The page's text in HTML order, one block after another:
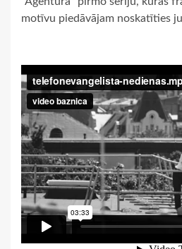
motīvu piedāvājam noskatīties